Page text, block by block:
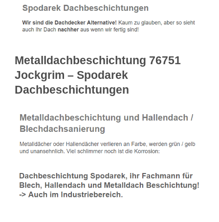
Metalldachbeschichtung 76751
Jockgrim – Spodarek
Dachbeschichtungen